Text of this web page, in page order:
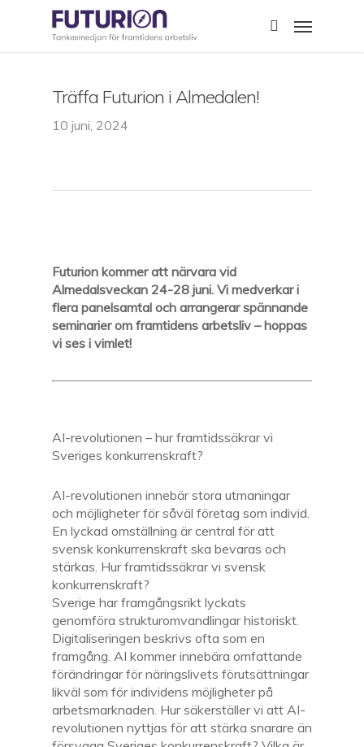
search
Menu
Träffa Futurion i Almedalen!
10 juni, 2024
Futurion kommer att närvara vid
Almedalsveckan 24-28 juni. Vi medverkar i
flera panelsamtal och arrangerar spännande
seminarier om framtidens arbetsliv – hoppas
vi ses i vimlet!
AI-revolutionen – hur framtidssäkrar vi
Sveriges konkurrenskraft?
AI-revolutionen innebär stora utmaningar
och möjligheter för såväl företag som individ.
En lyckad omställning är central för att
svensk konkurrenskraft ska bevaras och
stärkas. Hur framtidssäkrar vi svensk
konkurrenskraft?
Sverige har framgångsrikt lyckats
genomföra strukturomvandlingar historiskt.
Digitaliseringen beskrivs ofta som en
framgång. AI kommer innebära omfattande
förändringar för näringslivets förutsättningar
likväl som för individens möjligheter på
arbetsmarknaden. Hur säkerställer vi att AI-
revolutionen nyttjas för att stärka snarare än